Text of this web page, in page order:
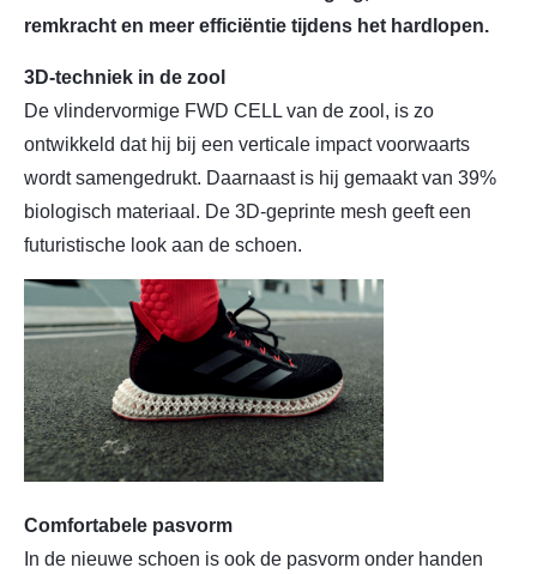
remkracht en meer efficiëntie tijdens het hardlopen.
3D-techniek in de zool
De vlindervormige FWD CELL van de zool, is zo
ontwikkeld dat hij bij een verticale impact voorwaarts
wordt samengedrukt. Daarnaast is hij gemaakt van 39%
biologisch materiaal. De 3D-geprinte mesh geeft een
futuristische look aan de schoen.
Comfortabele pasvorm
In de nieuwe schoen is ook de pasvorm onder handen